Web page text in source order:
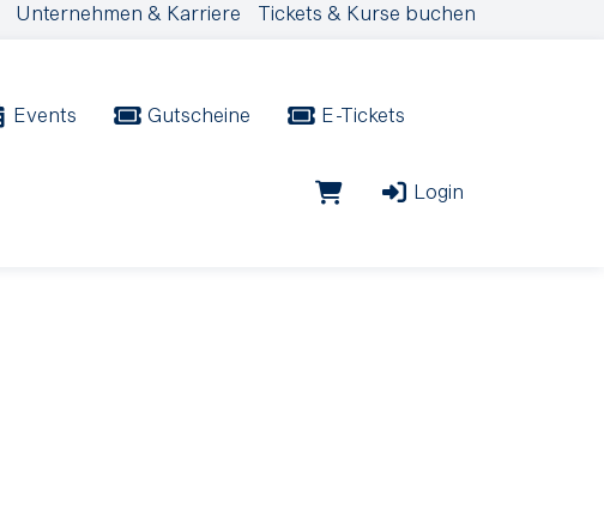
Unternehmen & Karriere Tickets & Kurse buchen
Events Gutscheine E-Tickets
Login